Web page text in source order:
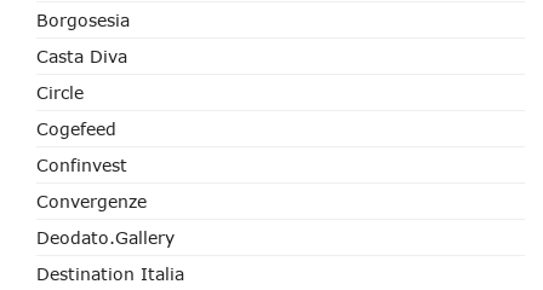
Borgosesia
Casta Diva
Circle
Cogefeed
Confinvest
Convergenze
Deodato.Gallery
Destination Italia